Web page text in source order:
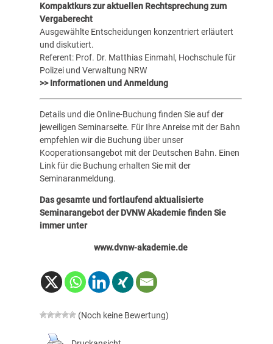
Kompaktkurs zur aktuellen Rechtsprechung zum
Vergaberecht
Ausgewählte Entscheidungen konzentriert erläutert
und diskutiert.
Referent: Prof. Dr. Matthias Einmahl, Hochschule für
Polizei und Verwaltung NRW
>> Informationen und Anmeldung
Details und die Online-Buchung finden Sie auf der
jeweiligen Seminarseite. Für Ihre Anreise mit der Bahn
empfehlen wir die Buchung über unser
Kooperationsangebot mit der Deutschen Bahn. Einen
Link für die Buchung erhalten Sie mit der
Seminaranmeldung.
Das gesamte und fortlaufend aktualisierte
Seminarangebot der DVNW Akademie finden Sie
immer unter
www.dvnw-akademie.de
(Noch keine Bewertung)